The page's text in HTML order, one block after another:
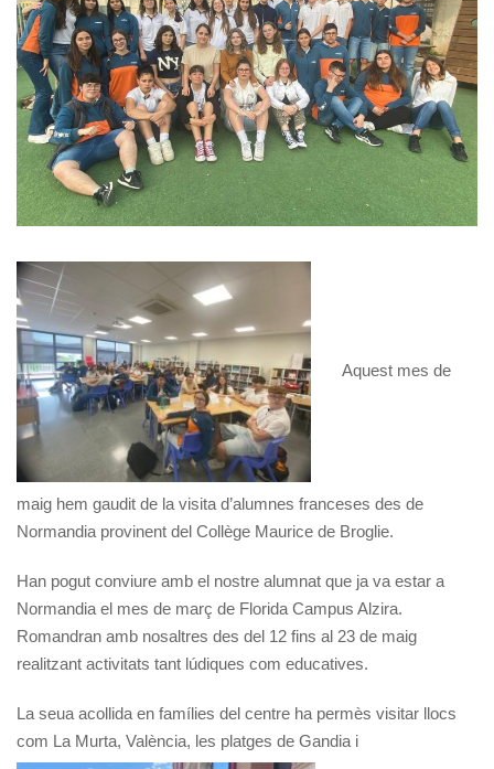
Aquest mes de
maig hem gaudit de la visita d’alumnes franceses des de
Normandia provinent del Collège Maurice de Broglie.
Han pogut conviure amb el nostre alumnat que ja va estar a
Normandia el mes de març de Florida Campus Alzira.
Romandran amb nosaltres des del 12 fins al 23 de maig
realitzant activitats tant lúdiques com educatives.
La seua acollida en famílies del centre ha permès visitar llocs
com La Murta, València, les platges de Gandia i